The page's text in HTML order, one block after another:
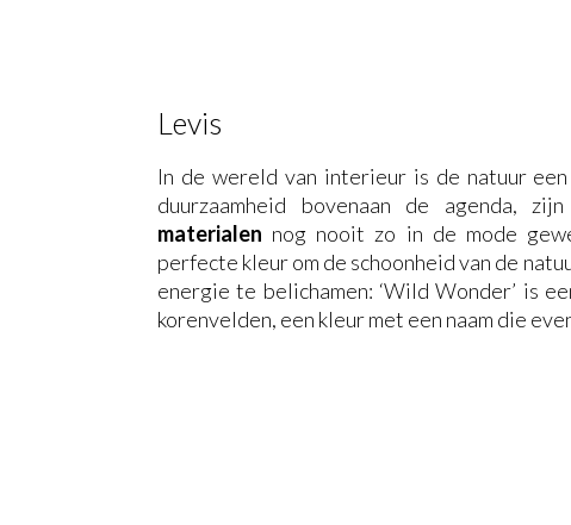
Levis
In de wereld van interieur is de natuur
duurzaamheid bovenaan de agenda, zijn
materialen nog nooit zo in de mode
perfecte kleur om de schoonheid van de
energie te belichamen: ‘Wild Wonder’ is
korenvelden, een kleur met een naam die